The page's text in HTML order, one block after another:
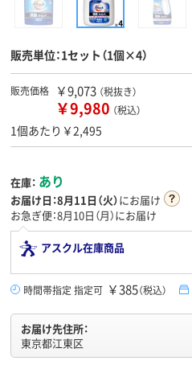
販売単位：1セット（1個×4）
販売価格 ￥9,073 （税抜き）
￥9,980 （税込）
1個あたり￥2,495
在庫： あり
お届け日：8月11日（火）にお届け
お急ぎ便：8月10日（月）にお届け
アスクル在庫商品
時間帯指定 指定可 ￥385（税込）
お届け先住所：
東京都江東区